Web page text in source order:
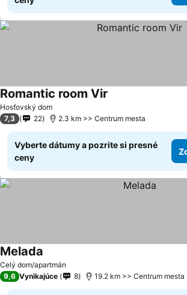
Hosťovský dom
Romantic room Vir
7,3 22 2.3 km >> Centrum mesta
Vyberte dátumy a pozrite si presné
ceny
Celý dom/apartmán
Melada
9,6 Vynikajúce 8 19.2 km >> Centrum mesta